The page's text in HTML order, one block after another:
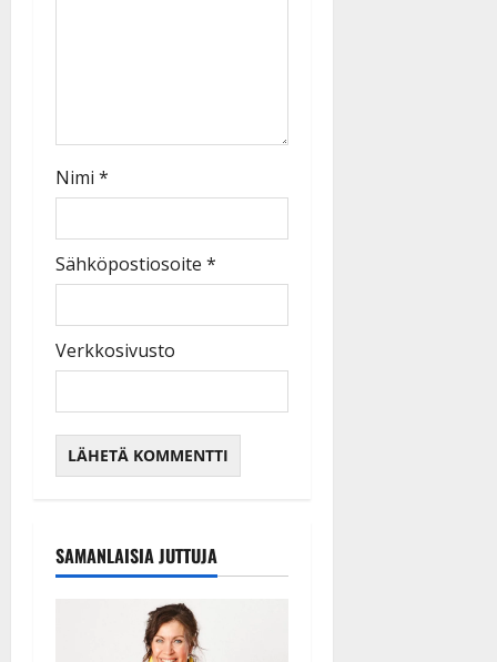
Nimi *
Sähköpostiosoite *
Verkkosivusto
SAMANLAISIA JUTTUJA